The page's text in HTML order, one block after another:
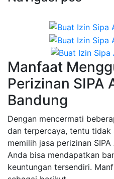
Manfaat
Perizinan SIPA
Bandung
Dengan mencermati
dan terpercaya, tentu tidak
memilih jasa perizinan
Anda bisa mendapatkan
keuntungan tersendiri.